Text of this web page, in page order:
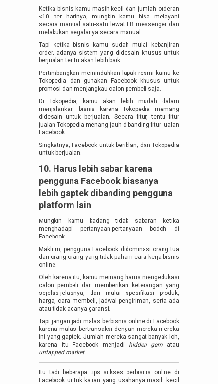
Ketika bisnis kamu masih kecil dan jumlah orderan
<10 per harinya, mungkin kamu bisa melayani
secara manual satu-satu lewat FB messenger dan
melakukan segalanya secara manual.
Tapi ketika bisnis kamu sudah mulai kebanjiran
order, adanya sistem yang didesain khusus untuk
berjualan tentu akan lebih baik.
Pertimbangkan memindahkan lapak resmi kamu ke
Tokopedia dan gunakan Facebook khusus untuk
promosi dan menjangkau calon pembeli saja.
Di Tokopedia, kamu akan lebih mudah dalam
menjalankan bisnis karena Tokopedia memang
didesain untuk berjualan. Secara fitur, tentu fitur
jualan Tokopedia menang jauh dibanding fitur jualan
Facebook.
Singkatnya, Facebook untuk beriklan, dan Tokopedia
untuk berjualan.
10. Harus lebih sabar karena
pengguna Facebook biasanya
lebih gaptek dibanding pengguna
platform lain
Mungkin kamu kadang tidak sabaran ketika
menghadapi pertanyaan-pertanyaan bodoh di
Facebook.
Maklum, pengguna Facebook didominasi orang tua
dan orang-orang yang tidak paham cara kerja bisnis
online.
Oleh karena itu, kamu memang harus mengedukasi
calon pembeli dan memberikan keterangan yang
sejelas-jelasnya, dari mulai spesifikasi produk,
harga, cara membeli, jadwal pengiriman, serta ada
atau tidak adanya garansi.
Tapi jangan jadi malas berbisnis online di Facebook
karena malas bertransaksi dengan mereka-mereka
ini yang gaptek. Jumlah mereka sangat banyak loh,
karena itu Facebook menjadi hidden gem atau
untapped market.
Itu tadi beberapa tips sukses berbisnis online di
Facebook untuk kalian yang usahanya masih kecil